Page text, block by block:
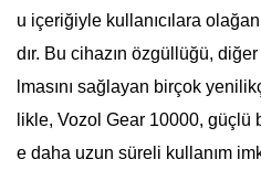
u içeriğiyle kullanıcılara
dır. Bu cihazın özgüllüğü,
lmasını sağlayan birçok
likle, Vozol Gear 10000,
e daha uzun süreli kullanım